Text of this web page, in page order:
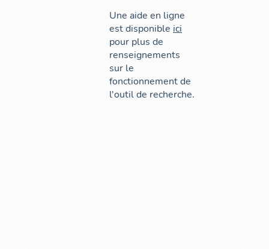
Une aide en ligne
est disponible ici
pour plus de
renseignements
sur le
fonctionnement de
l'outil de recherche.